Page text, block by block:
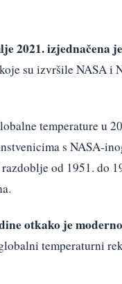
2021. izjednačena je
su izvršile NASA i
temperature u
s NASA-
od 1951. do
otkako je
temperaturni